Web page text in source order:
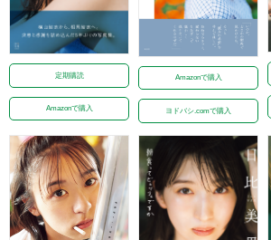
定期購読
Amazonで購入
Amazonで購入
ヨドバシ.comで購入